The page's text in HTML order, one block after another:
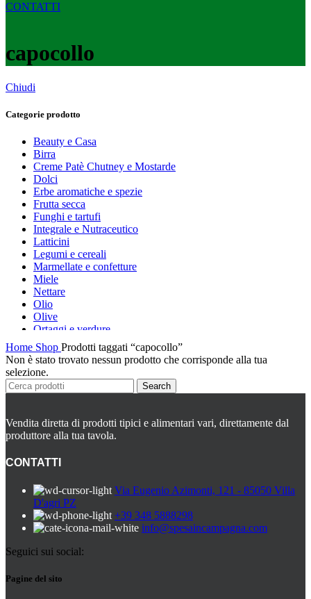
CONTATTI
capocollo
Chiudi
Categorie prodotto
Beauty e Casa
Birra
Creme Patè Chutney e Mostarde
Dolci
Erbe aromatiche e spezie
Frutta secca
Funghi e tartufi
Integrale e Nutraceutico
Latticini
Legumi e cereali
Marmellate e confetture
Miele
Nettare
Olio
Olive
Ortaggi e verdure
Pasta, farine e pangrattato
Peperoncino
Peperoni Cruschi
Prodotti da forno
Rafano
Sott’oli e conserve
Sughi pronti e passate
Tisane
Vino e liquori
Zuppe secche e pronte
Home Shop Prodotti taggati “capocollo”
Non è stato trovato nessun prodotto che corrisponde alla tua
selezione.
Search
Vendita diretta di prodotti tipici e alimentari vari, direttamente dal
produttore alla tua tavola.
CONTATTI
Via Eugenio Azimonti, 121 - 85050 Villa
D'agri PZ
+39 348 5888298
info@spesaincampagna.com
Seguici sui social:
Pagine del sito